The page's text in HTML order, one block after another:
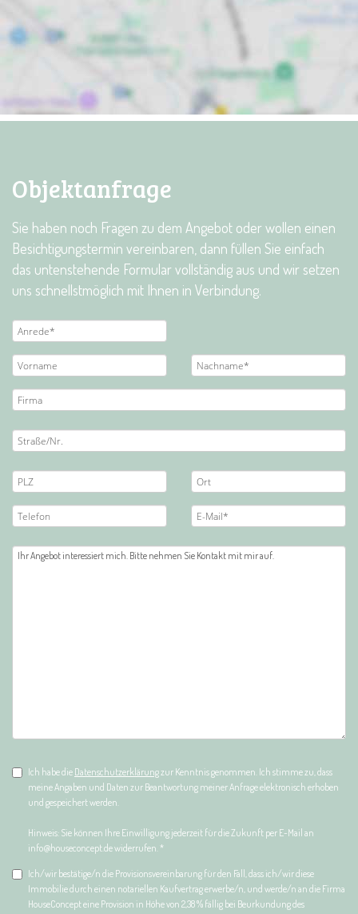
Objektanfrage
Sie haben noch Fragen zu dem Angebot oder wollen einen
Besichtigungstermin vereinbaren, dann füllen Sie einfach
das untenstehende Formular vollständig aus und wir setzen
uns schnellstmöglich mit Ihnen in Verbindung.
Ich habe die Datenschutzerklärungzur Kenntnis genommen. Ich stimme zu, dass
meine Angaben und Daten zur Beantwortung meiner Anfrage elektronisch erhoben
und gespeichert werden.
Hinweis: Sie können Ihre Einwilligung jederzeit für die Zukunft per E-Mail an
info@houseconcept.de widerrufen. *
Ich/wir bestätige/n die Provisionsvereinbarung für den Fall, dass ich/wir diese
Immobilie durch einen notariellen Kaufvertrag erwerbe/n, und werde/n an die Firma
HouseConcept eine Provision in Höhe von 2,38 % fällig bei Beurkundung des